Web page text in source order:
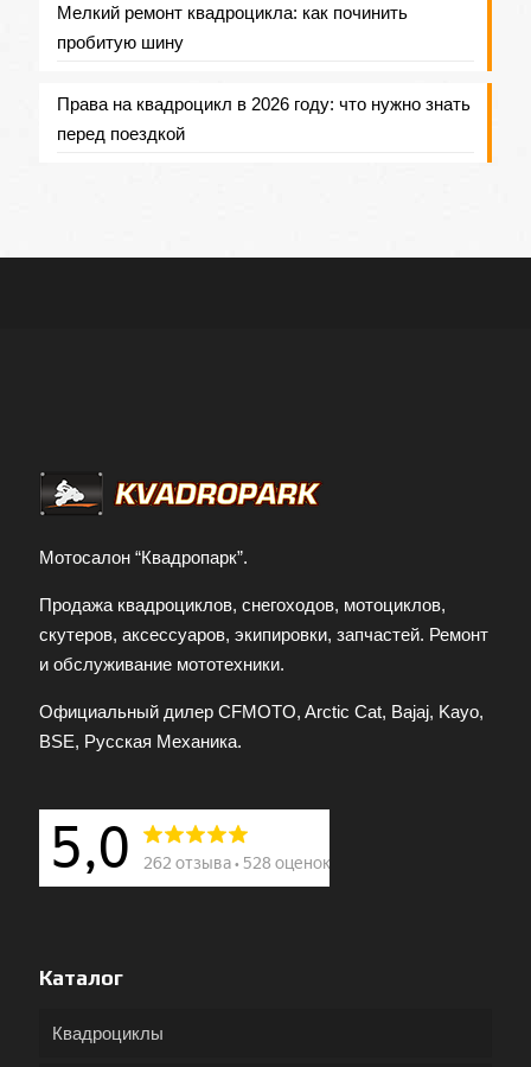
Мелкий ремонт квадроцикла: как починить
пробитую шину
Права на квадроцикл в 2026 году: что нужно знать
перед поездкой
Мотосалон “Квадропарк”.
Продажа квадроциклов, снегоходов, мотоциклов,
скутеров, аксессуаров, экипировки, запчастей. Ремонт
и обслуживание мототехники.
Официальный дилер CFMOTO, Arctic Cat, Bajaj, Kayo,
BSE, Русская Механика.
Каталог
Квадроциклы